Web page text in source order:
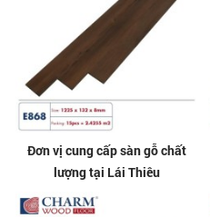
Đơn vị cung cấp sàn gỗ chất
lượng tại Lái Thiêu